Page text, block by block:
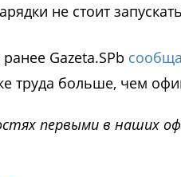
не стоит
Gazeta.SPb
труда больше, чем
первыми в наших